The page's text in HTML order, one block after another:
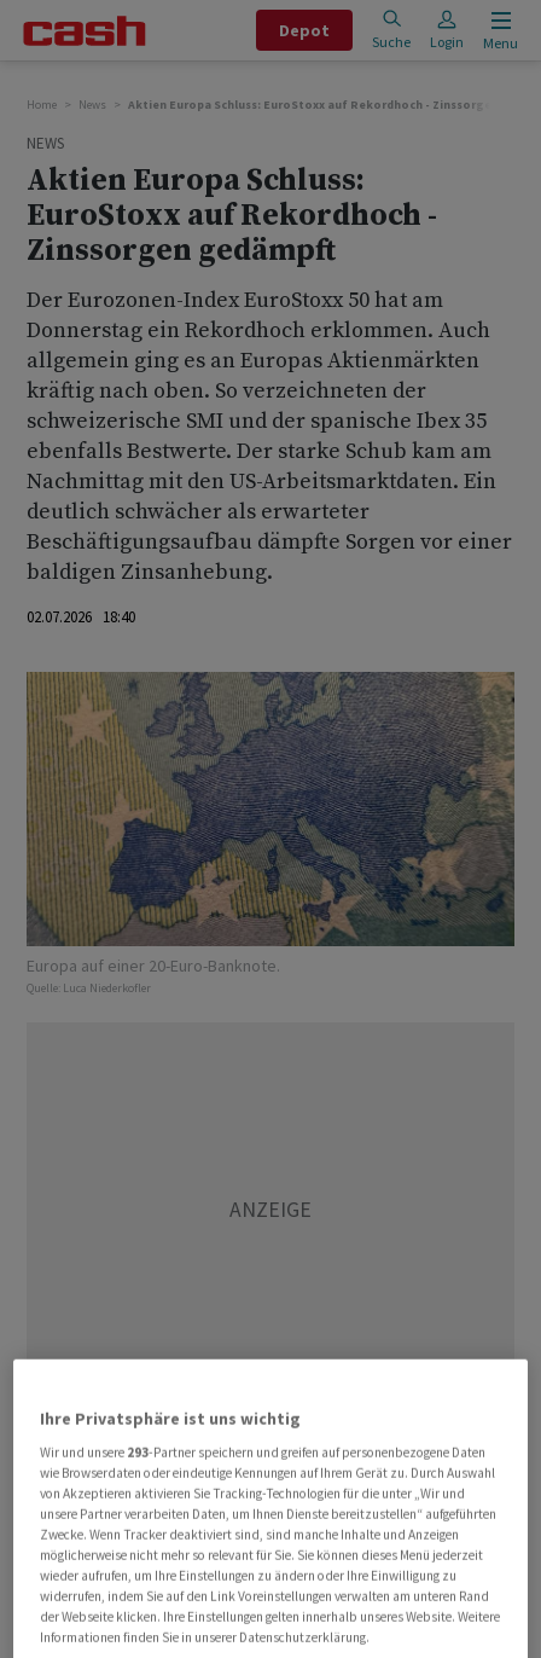
Depot
Suche Login Menu
Home News Aktien Europa Schluss: EuroStoxx auf Rekordhoch - Zinssorgen
NEWS
Aktien Europa Schluss:
EuroStoxx auf Rekordhoch -
Zinssorgen gedämpft
Der Eurozonen-Index EuroStoxx 50 hat am
Donnerstag ein Rekordhoch erklommen. Auch
allgemein ging es an Europas Aktienmärkten
kräftig nach oben. So verzeichneten der
schweizerische SMI und der spanische Ibex 35
ebenfalls Bestwerte. Der starke Schub kam am
Nachmittag mit den US-Arbeitsmarktdaten. Ein
deutlich schwächer als erwarteter
Beschäftigungsaufbau dämpfte Sorgen vor einer
baldigen Zinsanhebung.
02.07.2026 18:40
Europa auf einer 20-Euro-Banknote.
Quelle: Luca Niederkofler
Der EuroStoxx 50 stieg erstmals in seiner Geschichte
knapp unter 6.400 Punkte und beendete den Tag 1,24
Prozent höher auf 6.360,47 Zählern. Der Ibex wurde
minimal unter 19.800 Punkten ausgebremst und schloss
letztlich 1,37 Prozent höher. Ausserhalb des Euroraums
sprang der SMI erstmals über 14.400 Punkte, bevor er
mit plus 1,69 Prozent auf 14.352,98 Zähler schloss. Für
den britischen FTSE 100 ging es um 1,67 Prozent auf
Ihre Privatsphäre ist uns wichtig
Wir und unsere 293-Partner speichern und greifen auf personenbezogene Daten
wie Browserdaten oder eindeutige Kennungen auf Ihrem Gerät zu. Durch Auswahl
von Akzeptieren aktivieren Sie Tracking-Technologien für die unter „Wir und
unsere Partner verarbeiten Daten, um Ihnen Dienste bereitzustellen“ aufgeführten
Zwecke. Wenn Tracker deaktiviert sind, sind manche Inhalte und Anzeigen
möglicherweise nicht mehr so relevant für Sie. Sie können dieses Menü jederzeit
wieder aufrufen, um Ihre Einstellungen zu ändern oder Ihre Einwilligung zu
widerrufen, indem Sie auf den Link Voreinstellungen verwalten am unteren Rand
der Webseite klicken. Ihre Einstellungen gelten innerhalb unseres Website. Weitere
Informationen finden Sie in unserer Datenschutzerklärung.